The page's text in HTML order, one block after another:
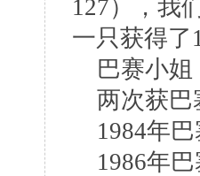
127），我
一只获得了
巴赛小姐
两次获巴
1984年巴
1986年巴